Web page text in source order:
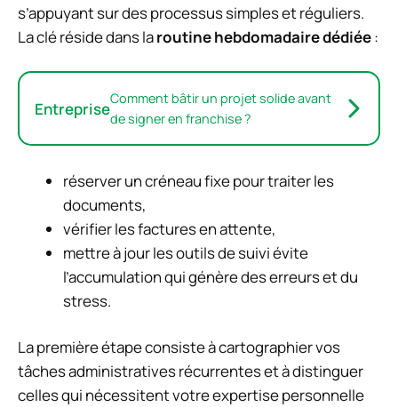
s’appuyant sur des processus simples et réguliers.
La clé réside dans laroutine hebdomadaire dédiée:
EntrepriseComment bâtir un projet solide avant
de signer en franchise ?
réserver un créneau fixe pour traiter les
documents,
vérifier les factures en attente,
mettre à jour les outils de suivi évite
l’accumulation qui génère des erreurs et du
stress.
La première étape consiste à cartographier vos
tâches administratives récurrentes et à distinguer
celles qui nécessitent votre expertise personnelle